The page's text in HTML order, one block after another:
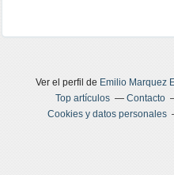
Ver el perfil de Emilio Marquez
Top artículos
Contacto
Cookies y datos personales